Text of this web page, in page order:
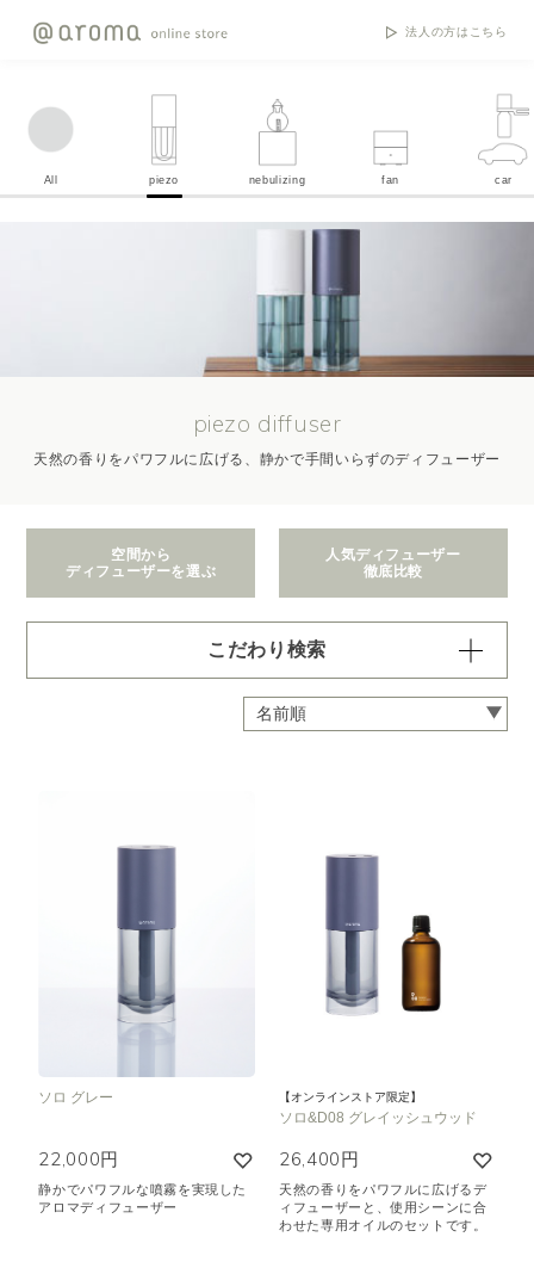
法人の方はこちら
All piezo nebulizing fan car
piezo diffuser
天然の香りをパワフルに広げる、静かで手間いらずのディフューザー
空間から
ディフューザーを選ぶ
人気ディフューザー
徹底比較
こだわり検索
※一つお選びください
身の回り 4～8畳
ソロ グレー
22,000円
静かでパワフルな噴霧を実現した
アロマディフューザー
【オンラインストア限定】
ソロ&D08 グレイッシュウッド
26,400円
天然の香りをパワフルに広げるデ
ィフューザーと、使用シーンに合
わせた専用オイルのセットです。